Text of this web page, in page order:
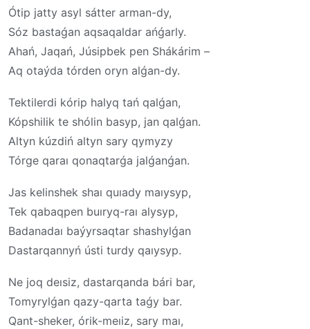
Ótip jatty asyl sátter arman-dy,
Sóz bastaǵan aqsaqaldar ańǵarly.
Ahań, Jaqań, Júsipbek pen Shákárim –
Aq otaýda tórden oryn alǵan-dy.
Tektilerdi kórip halyq tań qalǵan,
Kópshilik te shólin basyp, jan qalǵan.
Altyn kúzdiń altyn sary qymyzy
Tórge qaraı qonaqtarǵa jalǵanǵan.
Jas kelinshek shaı quıady maıysyp,
Tek qabaqpen buıryq-raı alysyp,
Badanadaı baýyrsaqtar shashylǵan
Dastarqannyń ústi turdy qaıysyp.
Ne joq deısiz, dastarqanda bári bar,
Tomyrylǵan qazy-qarta taǵy bar.
Qant-sheker, órik-meıiz, sary maı,